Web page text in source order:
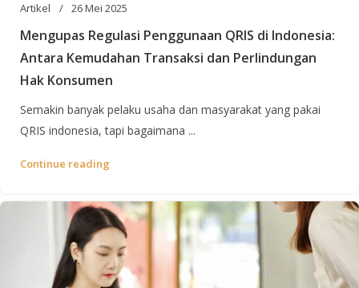
Artikel 26 Mei 2025
Mengupas Regulasi Penggunaan QRIS di Indonesia:
Antara Kemudahan Transaksi dan Perlindungan
Hak Konsumen
Semakin banyak pelaku usaha dan masyarakat yang pakai
QRIS indonesia, tapi bagaimana ...
Continue reading